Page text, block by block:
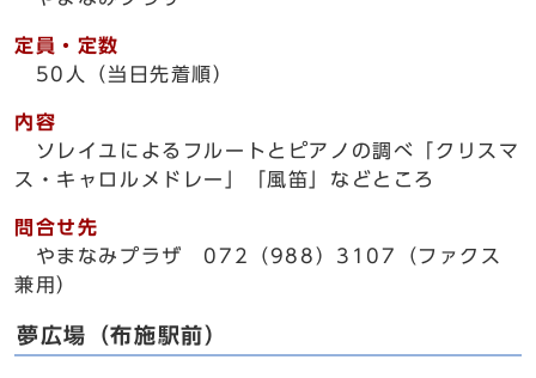
定員・定数
50人（当日先着順）
内容
ソレイユによるフルートとピアノの調べ「クリスマ
ス・キャロルメドレー」「風笛」などところ
問合せ先
やまなみプラザ 072（988）3107（ファクス
兼用）
夢広場（布施駅前）